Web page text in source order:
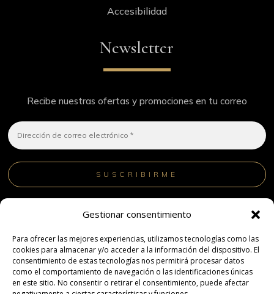
Gestionar consentimiento
Para ofrecer las mejores experiencias, utilizamos tecnologías como las
cookies para almacenar y/o acceder a la información del dispositivo. El
consentimiento de estas tecnologías nos permitirá procesar datos
como el comportamiento de navegación o las identificaciones únicas
en este sitio. No consentir o retirar el consentimiento, puede afectar
Accesibilidad
Newsletter
Recibe nuestras ofertas y promociones en tu correo
para obtener más información.